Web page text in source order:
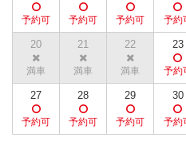
20 21 22 23
27 28 29 30